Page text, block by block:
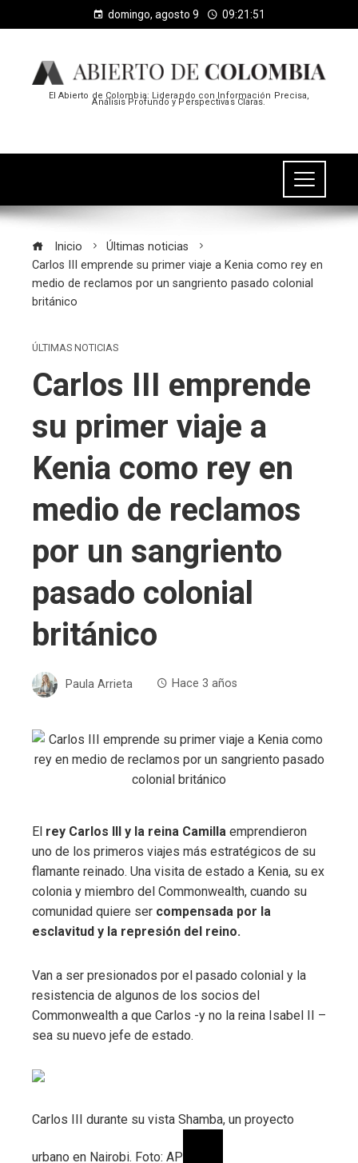
domingo, agosto 9 09:21:52
El Abierto de Colombia: Liderando con Información Precisa,
Análisis Profundo y Perspectivas Claras.
Inicio
Últimas noticias
Carlos III emprende su primer viaje a Kenia como rey en
medio de reclamos por un sangriento pasado colonial
británico
ÚLTIMAS NOTICIAS
Carlos III emprende
su primer viaje a
Kenia como rey en
medio de reclamos
por un sangriento
pasado colonial
británico
Paula Arrieta Hace 3 años
El rey Carlos III y la reina Camilla emprendieron
uno de los primeros viajes más estratégicos de su
flamante reinado. Una visita de estado a Kenia, su ex
colonia y miembro del Commonwealth, cuando su
comunidad quiere ser compensada por la
esclavitud y la represión del reino.
Van a ser presionados por el pasado colonial y la
resistencia de algunos de los socios del
Commonwealth a que Carlos -y no la reina Isabel II –
sea su nuevo jefe de estado.
Carlos III durante su vista Shamba, un proyecto
urbano en Nairobi. Foto: AP